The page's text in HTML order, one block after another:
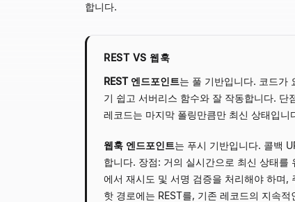
합니다.
REST VS 웹훅
REST 엔드포인트는 풀 기반입니다. 코드가
기 쉽고 서버리스 함수와 잘 작동합니다.
레코드는 마지막 폴링만큼만 최신 상태입니
웹훅 엔드포인트는 푸시 기반입니다. 콜백
합니다. 장점: 거의 실시간으로 최신 상태
에서 재시도 및 서명 검증을 처리해야 하며
핫 경로에는 REST를, 기존 레코드의 지속